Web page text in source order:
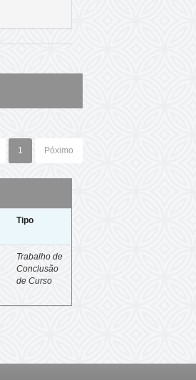
1 Póximo
Tipo
Trabalho de
Conclusão
de Curso